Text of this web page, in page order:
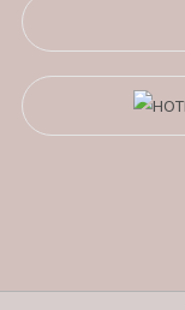
インナーカラー
アッシュ